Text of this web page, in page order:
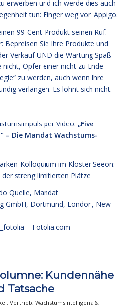
erwerben und ich werde dies auch
tun: Finger weg von Appigo.
99-Cent-Produkt seinen Ruf.
Bepreisen Sie Ihre Produkte und
Verkauf UND die Wartung Spaß
nicht, Opfer einer nicht zu Ende
zu werden, auch wenn Ihre
verlangen. Es lohnt sich nicht.
per Video: „Five
– Die Mandat Wachstums-
Kolloquium im Kloster Seeon:
der streng limitierten Plätze
Quelle, Mandat
GmbH, Dortmund, London, New
– Fotolia.com
Kundennähe
Tatsache
, Vertrieb, Wachstumsintelligenz &